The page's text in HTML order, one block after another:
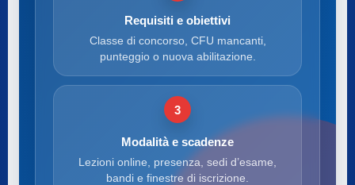
Requisiti e obiettivi
Classe di concorso, CFU mancanti,
punteggio o nuova abilitazione.
3
Modalità e scadenze
Lezioni online, presenza, sedi d’esame,
bandi e finestre di iscrizione.